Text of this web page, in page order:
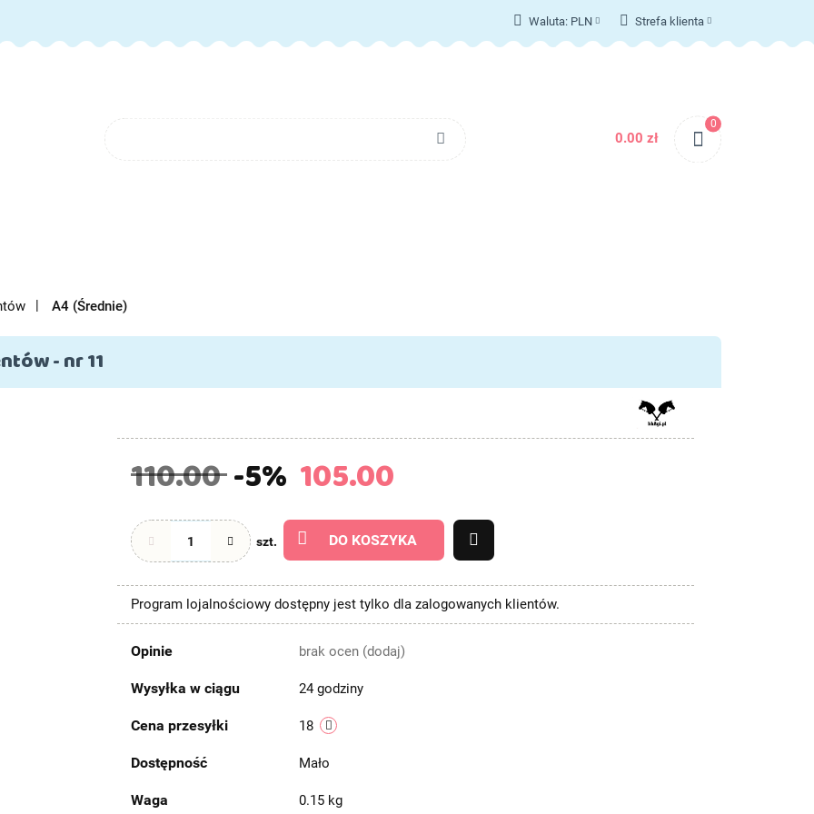
Waluta: PLN Strefa klienta
Zgody cookies
0.00 zł
0
NOWOŚCI FAQ BLOG O NAS KONTAKT
A4 (Średnie)
- nr 11
110.00-5% 105.00
szt. DO KOSZYKA
Program lojalnościowy dostępny jest tylko dla zalogowanych klientów.
Opinie brak ocen (dodaj)
Wysyłka w ciągu 24 godziny
Cena przesyłki 18
Dostępność Mało
Waga 0.15 kg